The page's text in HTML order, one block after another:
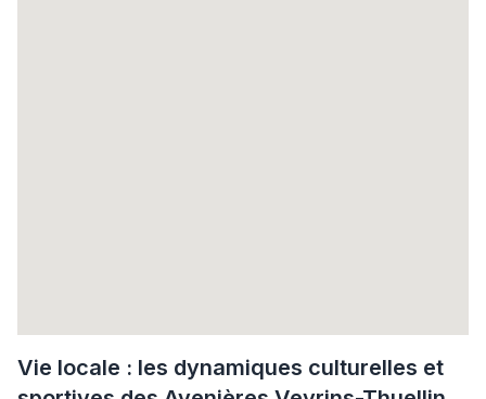
Vie locale : les dynamiques culturelles et